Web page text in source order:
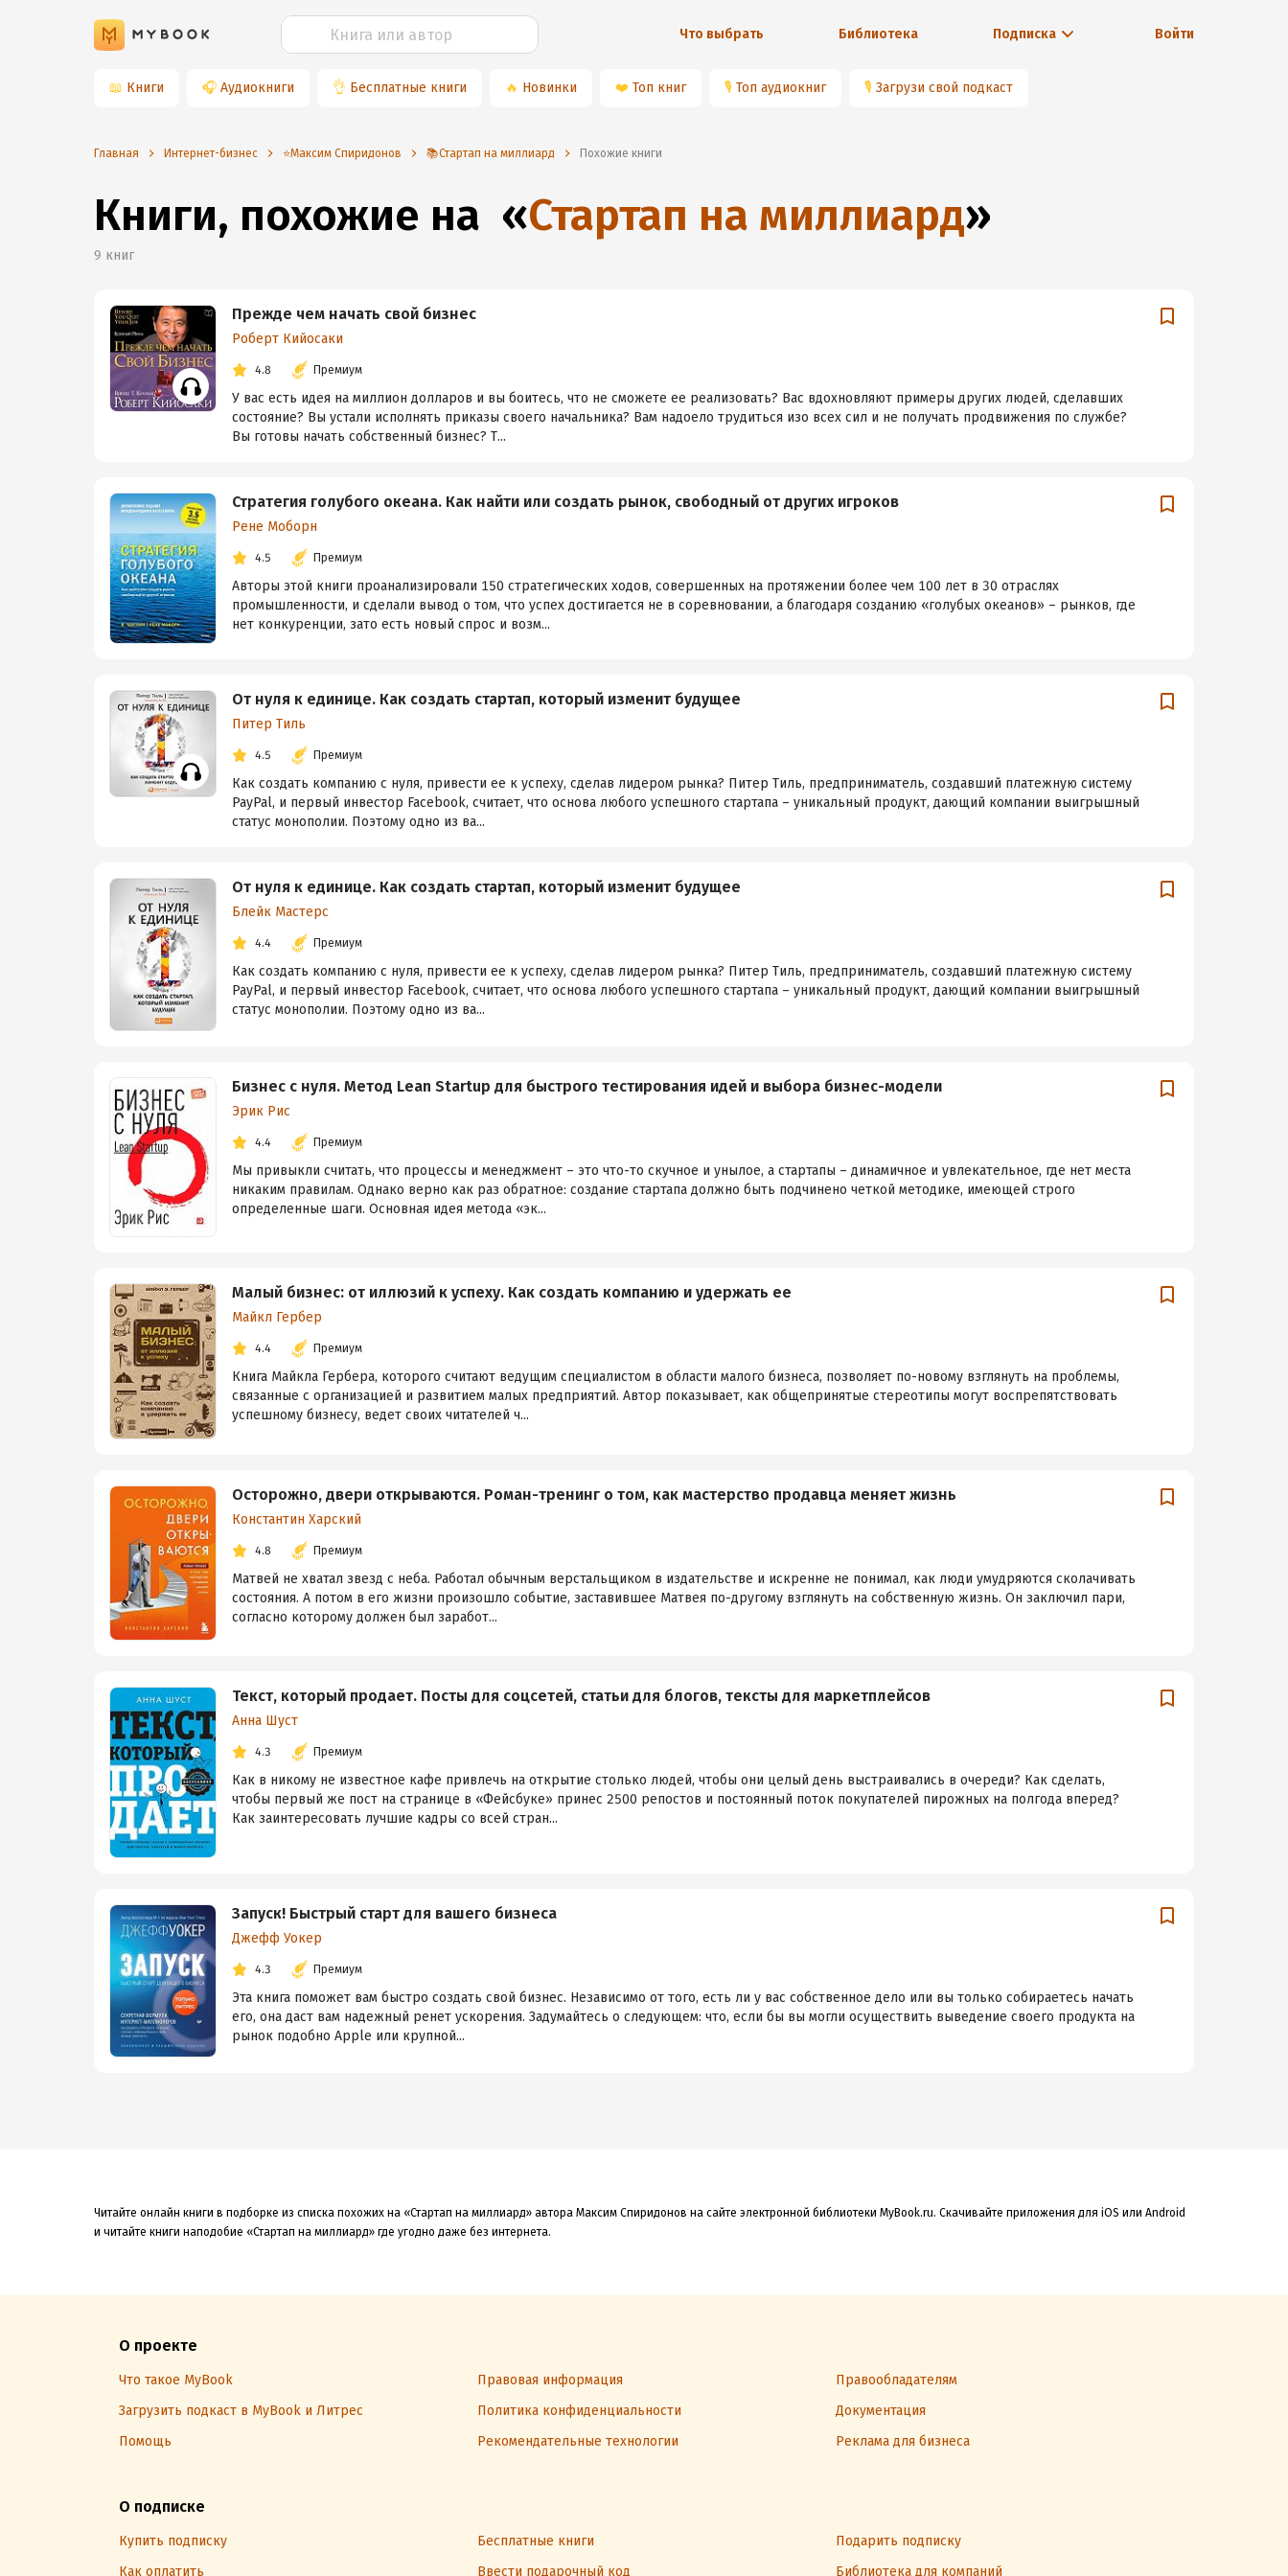
Что выбрать Библиотека Подписка Войти
📖 Книги 🎧 Аудиокниги 👌 Бесплатные книги 🔥 Новинки ❤️ Топ книг 🎙 Топ аудиокниг 🎙 Загрузи свой подкаст
Главная Интернет-бизнес ⭐️Максим Спиридонов 📚Стартап на миллиард Похожие книги
Книги, похожие на «Стартап на миллиард»
9 книг
Прежде чем начать свой бизнес
Роберт Кийосаки
4.8 Премиум
У вас есть идея на миллион долларов и вы боитесь, что не сможете ее реализовать? Вас вдохновляют примеры других людей, сделавших
состояние? Вы устали исполнять приказы своего начальника? Вам надоело трудиться изо всех сил и не получать продвижения по службе?
Вы готовы начать собственный бизнес? Т...
Стратегия голубого океана. Как найти или создать рынок, свободный от других игроков
Рене Моборн
4.5 Премиум
Авторы этой книги проанализировали 150 стратегических ходов, совершенных на протяжении более чем 100 лет в 30 отраслях
промышленности, и сделали вывод о том, что успех достигается не в соревновании, а благодаря созданию «голубых океанов» – рынков, где
нет конкуренции, зато есть новый спрос и возм...
От нуля к единице. Как создать стартап, который изменит будущее
Питер Тиль
4.5 Премиум
Как создать компанию с нуля, привести ее к успеху, сделав лидером рынка? Питер Тиль, предприниматель, создавший платежную систему
PayPal, и первый инвестор Facebook, считает, что основа любого успешного стартапа – уникальный продукт, дающий компании выигрышный
статус монополии. Поэтому одно из ва...
От нуля к единице. Как создать стартап, который изменит будущее
Блейк Мастерс
4.4 Премиум
Как создать компанию с нуля, привести ее к успеху, сделав лидером рынка? Питер Тиль, предприниматель, создавший платежную систему
PayPal, и первый инвестор Facebook, считает, что основа любого успешного стартапа – уникальный продукт, дающий компании выигрышный
статус монополии. Поэтому одно из ва...
Бизнес с нуля. Метод Lean Startup для быстрого тестирования идей и выбора бизнес-модели
Эрик Рис
4.4 Премиум
Мы привыкли считать, что процессы и менеджмент – это что-то скучное и унылое, а стартапы – динамичное и увлекательное, где нет места
никаким правилам. Однако верно как раз обратное: создание стартапа должно быть подчинено четкой методике, имеющей строго
определенные шаги. Основная идея метода «эк...
Малый бизнес: от иллюзий к успеху. Как создать компанию и удержать ее
Майкл Гербер
4.4 Премиум
Книга Майкла Гербера, которого считают ведущим специалистом в области малого бизнеса, позволяет по-новому взглянуть на проблемы,
связанные с организацией и развитием малых предприятий. Автор показывает, как общепринятые стереотипы могут воспрепятствовать
успешному бизнесу, ведет своих читателей ч...
Осторожно, двери открываются. Роман-тренинг о том, как мастерство продавца меняет жизнь
Константин Харский
4.8 Премиум
Матвей не хватал звезд с неба. Работал обычным верстальщиком в издательстве и искренне не понимал, как люди умудряются сколачивать
состояния. А потом в его жизни произошло событие, заставившее Матвея по-другому взглянуть на собственную жизнь. Он заключил пари,
согласно которому должен был заработ...
Текст, который продает. Посты для соцсетей, статьи для блогов, тексты для маркетплейсов
Анна Шуст
4.3 Премиум
Как в никому не известное кафе привлечь на открытие столько людей, чтобы они целый день выстраивались в очереди? Как сделать,
чтобы первый же пост на странице в «Фейсбуке» принес 2500 репостов и постоянный поток покупателей пирожных на полгода вперед?
Как заинтересовать лучшие кадры со всей стран...
Запуск! Быстрый старт для вашего бизнеса
Джефф Уокер
4.3 Премиум
Эта книга поможет вам быстро создать свой бизнес. Независимо от того, есть ли у вас собственное дело или вы только собираетесь начать
его, она даст вам надежный ренет ускорения. Задумайтесь о следующем: что, если бы вы могли осуществить выведение своего продукта на
рынок подобно Apple или крупной...
Читайте онлайн книги в подборке из списка похожих на «Стартап на миллиард» автора Максим Спиридонов на сайте электронной библиотеки MyBook.ru. Скачивайте приложения для iOS или Android
и читайте книги наподобие «Стартап на миллиард» где угодно даже без интернета.
О проекте
Что такое MyBook Правовая информация
Правообладателям
Загрузить подкаст в MyBook и Литрес
Политика конфиденциальности
Документация
Помощь
Рекомендательные технологии Реклама для бизнеса
О подписке
Купить подписку Бесплатные книги
Подарить подписку
Как оплатить
Ввести подарочный код Библиотека для компаний